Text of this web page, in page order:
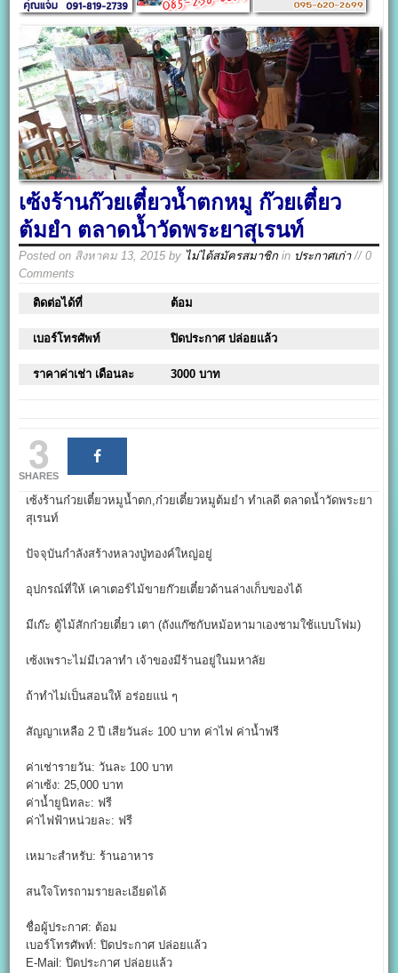
เซ้งร้านก๊วยเตี๋ยวน้ำตกหมู ก๊วยเตี๋ยว
ต้มยำ ตลาดน้ำวัดพระยาสุเรนท์
Posted on สิงหาคม 13, 2015 by ไม่ได้สมัครสมาชิก in ประกาศเก่า// 0
Comments
ติดต่อได้ที่ ต้อม
เบอร์โทรศัพท์ ปิดประกาศ ปล่อยแล้ว
ราคาค่าเช่า เดือนละ 3000 บาท
3
SHARES
เซ้งร้านก๋วยเตี๋ยวหมูน้ำตก,ก๋วยเตี๋ยวหมูต้มยำ ทำเลดี ตลาดน้ำวัดพระยา
สุเรนท์
ปัจจุบันกำลังสร้างหลวงปู่ทองค์ใหญ่อยู่
อุปกรณ์ที่ให้ เคาเตอร์ไม้ขายก๊วยเตี๋ยวด้านล่างเก็บของได้
มีเก๊ะ ตู้ไม้สักก๋วยเตี๋ยว เตา (ถังแก๊ซกับหม้อหามาเองชามใช้แบบโฟม)
เซ้งเพราะไม่มีเวลาทำ เจ้าของมีร้านอยู่ในมหาลัย
ถ้าทำไม่เป็นสอนให้ อร่อยแน่ ๆ
สัญญาเหลือ 2 ปี เสียวันล่ะ 100 บาท ค่าไฟ ค่าน้ำฟรี
ค่าเช่ารายวัน: วันละ 100 บาท
ค่าเซ้ง: 25,000 บาท
ค่าน้ำยูนิทละ: ฟรี
ค่าไฟฟ้าหน่วยละ: ฟรี
เหมาะสำหรับ: ร้านอาหาร
สนใจโทรถามรายละเอียดได้
ชื่อผู้ประกาศ: ต้อม
เบอร์โทรศัพท์: ปิดประกาศ ปล่อยแล้ว
E-Mail: ปิดประกาศ ปล่อยแล้ว